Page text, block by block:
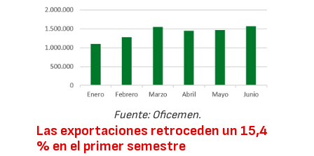
Fuente: Oficemen.
Las exportaciones retroceden un 15,4
% en el primer semestre